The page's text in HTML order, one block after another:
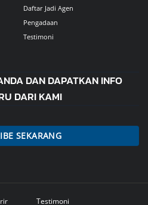
Daftar Jadi Agen
Pengadaan
Testimoni
DAN DAPATKAN INFO
DARI KAMI
SEKARANG
Testimoni